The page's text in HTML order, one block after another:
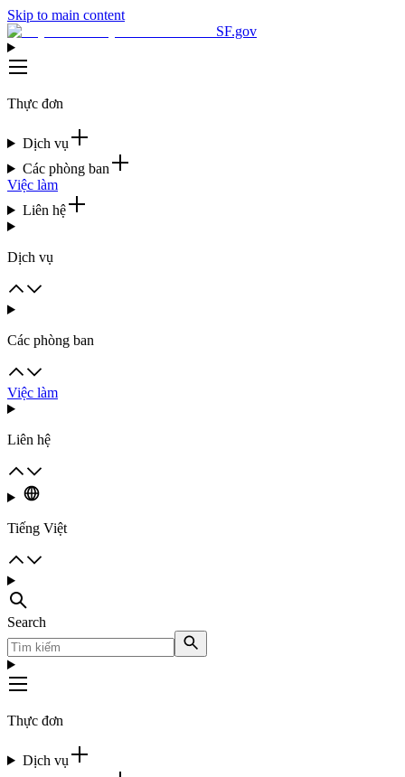
Skip to main content
SF.gov
Thực đơn
Dịch vụ
Các phòng ban
Việc làm
Liên hệ
Dịch vụ
Các phòng ban
Việc làm
Liên hệ
Tiếng Việt
Search
Thực đơn
Dịch vụ